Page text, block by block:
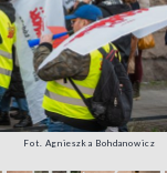
Fot. Agnieszka Bohdanowicz